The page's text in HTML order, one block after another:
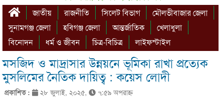
জাতীয় রাজনীতি সিলেট বিভাগ
মৌলভীবাজার জেলা
সুনামগঞ্জ জেলা
হবিগঞ্জ জেলা আন্তর্জাতিক
খেলাধুলা
বিনোদন
ধর্ম ও জীবন চিত্র-বিচিত্র লাইফস্টাইল
মসজিদ ও মাদ্রাসার উন্নয়নে ভূমিকা রাখা প্রত্যেক
মুসলিমের নৈতিক দায়িত্ব : কয়েস লোদী
প্রকাশিত : ২৮ জুলাই, ২০২৫, ৭:৫৯ অপরাহ্ণ